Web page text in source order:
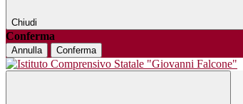
Chiudi
Conferma
Annulla Conferma